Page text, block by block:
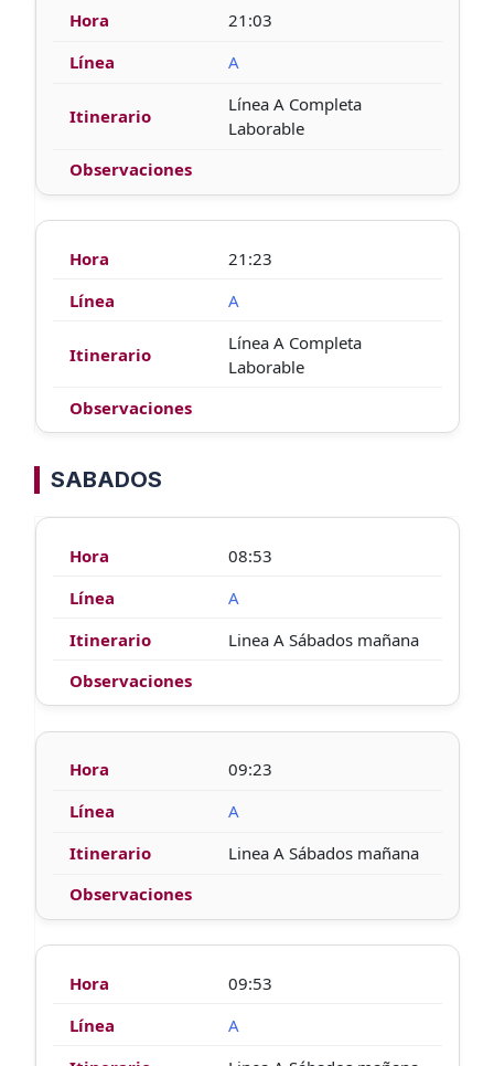
21:03
A
Línea A Completa
Laborable
21:23
A
Línea A Completa
Laborable
SABADOS
08:53
A
Linea A Sábados mañana
09:23
A
Linea A Sábados mañana
09:53
A